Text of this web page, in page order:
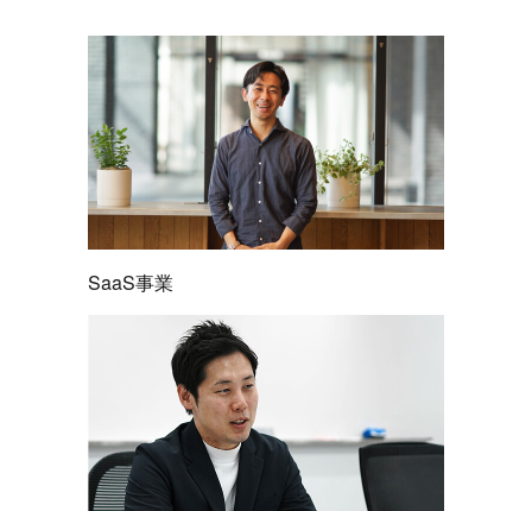
SaaS事業